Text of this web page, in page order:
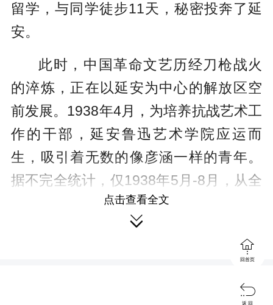
留学，与同学徒步11天，秘密投奔了延
安。
此时，中国革命文艺历经刀枪战火
的淬炼，正在以延安为中心的解放区空
前发展。1938年4月，为培养抗战艺术工
作的干部，延安鲁迅艺术学院应运而
生，吸引着无数的像彦涵一样的青年。
据不完全统计，仅1938年5月-8月，从全
国各地赴延安的文艺工作者就超过2000
当时的延安，物资极为匮乏，美术
材料非常稀少，只有梨木板随处可见，
点击查看全文


回首页

返 回